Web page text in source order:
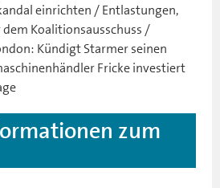
einrichten / Entlastungen,
Koalitionsausschuss /
Kündigt Starmer seinen
Fricke investiert
zum